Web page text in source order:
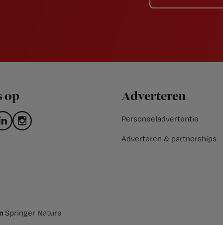
op Adverteren
Personeeladvertentie
Adverteren & partnerships
Springer Nature